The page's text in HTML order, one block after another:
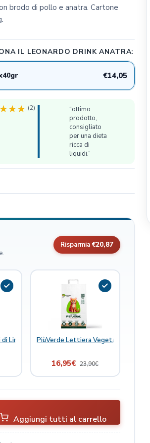
CLIFFI CAT POPS
Julius K9
MSD Animal Health
Bark Appeal Pet Product
brodo di pollo e anatra. Cartone
IL LEONARDO DRINK ANATRA:
€14,05
(2)
“ottimo
prodotto,
consigliato
per una dieta
ricca di
liquidi.”
Risparmia €20,87
Gatto Crocchette 1,5kg
Lino PiùVerde Lettiera Vegetale per Gatti
16,95€ 23,90€
Aggiungi tutti al carrello